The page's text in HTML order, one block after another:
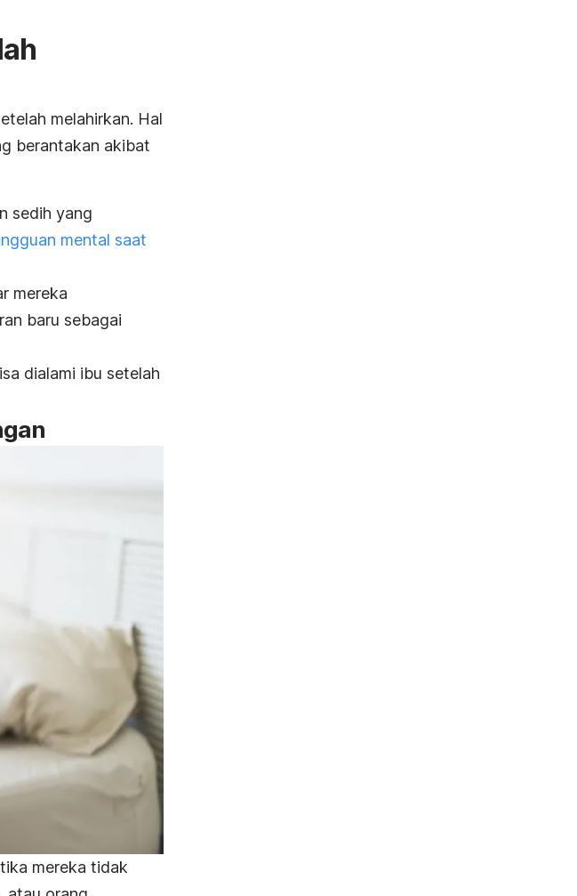
melahirkan. Hal
berantakan akibat
sedih yang
mental saat
mereka
baru sebagai
dialami ibu setelah
mereka tidak